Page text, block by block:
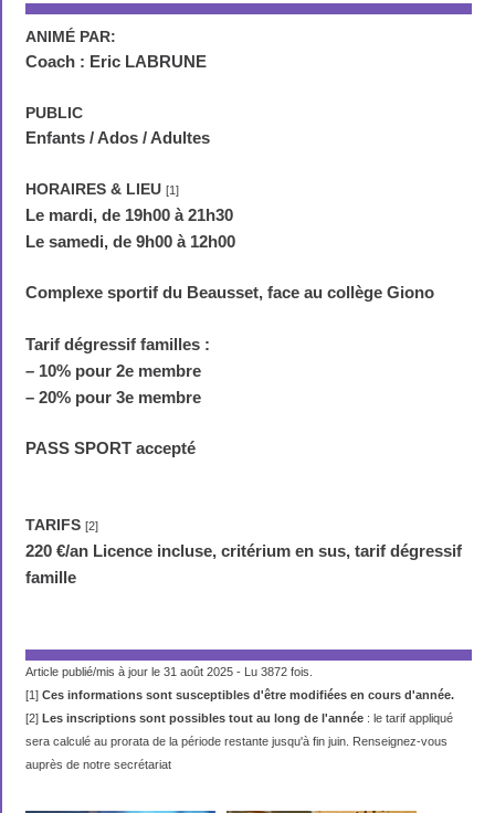
ANIMÉ PAR:
Coach : Eric LABRUNE
PUBLIC
Enfants / Ados / Adultes
HORAIRES & LIEU [1]
Le mardi, de 19h00 à 21h30
Le samedi, de 9h00 à 12h00
Complexe sportif du Beausset, face au collège Giono
Tarif dégressif familles :
– 10% pour 2e membre
– 20% pour 3e membre
PASS SPORT accepté
TARIFS [2]
220 €/an Licence incluse, critérium en sus, tarif dégressif
famille
Article publié/mis à jour le 31 août 2025 - Lu 3872 fois.
[1] Ces informations sont susceptibles d'être modifiées en cours d'année.
[2] Les inscriptions sont possibles tout au long de l'année : le tarif appliqué
sera calculé au prorata de la période restante jusqu'à fin juin. Renseignez-vous
auprès de notre secrétariat